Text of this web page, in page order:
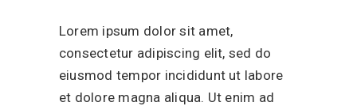
Lorem ipsum dolor sit amet,
consectetur adipiscing elit, sed do
eiusmod tempor incididunt ut labore
et dolore magna aliqua. Ut enim ad